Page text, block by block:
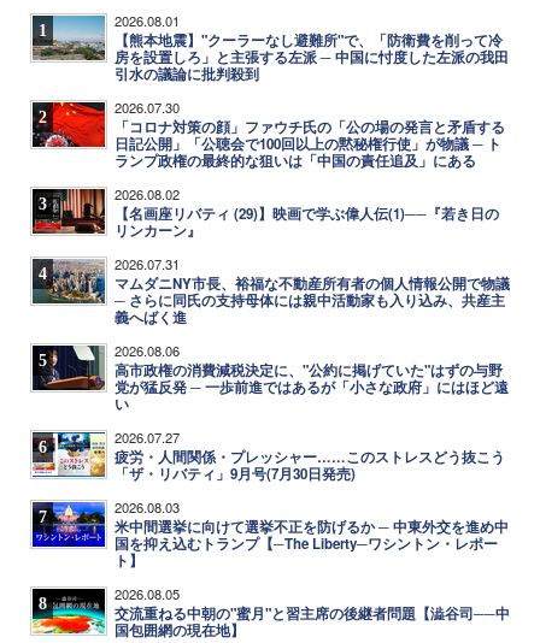
1 2026.08.01
【熊本地震】"クーラーなし避難所"で、「防衛費を削って冷
房を設置しろ」と主張する左派 ─ 中国に忖度した左派の我田
引水の議論に批判殺到
2 2026.07.30
「コロナ対策の顔」ファウチ氏の「公の場の発言と矛盾する
日記公開」「公聴会で100回以上の黙秘権行使」が物議 ─ ト
ランプ政権の最終的な狙いは「中国の責任追及」にある
3 2026.08.02
【名画座リバティ (29)】映画で学ぶ偉人伝(1)──『若き日の
リンカーン』
4 2026.07.31
マムダニNY市長、裕福な不動産所有者の個人情報公開で物議
─ さらに同氏の支持母体には親中活動家も入り込み、共産主
義へばく進
5 2026.08.06
高市政権の消費減税決定に、"公約に掲げていた"はずの与野
党が猛反発 ─ 一歩前進ではあるが「小さな政府」にはほど遠
い
6 2026.07.27
疲労・人間関係・プレッシャー……このストレスどう抜こう
「ザ・リバティ」9月号(7月30日発売)
7 2026.08.03
米中間選挙に向けて選挙不正を防げるか ─ 中東外交を進め中
国を抑え込むトランプ【─The Liberty─ワシントン・レポー
ト】
8 2026.08.05
交流重ねる中朝の"蜜月"と習主席の後継者問題【澁谷司──中
国包囲網の現在地】